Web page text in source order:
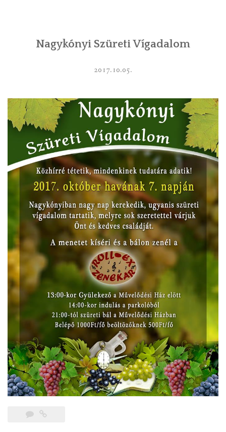
INFORMÁCIÓK
LETÖLTHETŐ NYOMTATVÁNYOK
VÁLASZTÁS 2026
TELEPÜLÉSIKÉPVISELŐI VAGYONNYILATKOZATOK – 2026.
ÉV
ROMA NEMZETISÉGI ÖNKORMÁNYZATI KÉPVISELŐK
VAGYONNYILATKOZATA – 2026. ÉV
Nagykónyi Szüreti Vígadalom
2017.10.05.